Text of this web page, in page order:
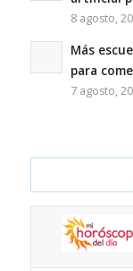
8 agosto,
Más
para
7 agosto,